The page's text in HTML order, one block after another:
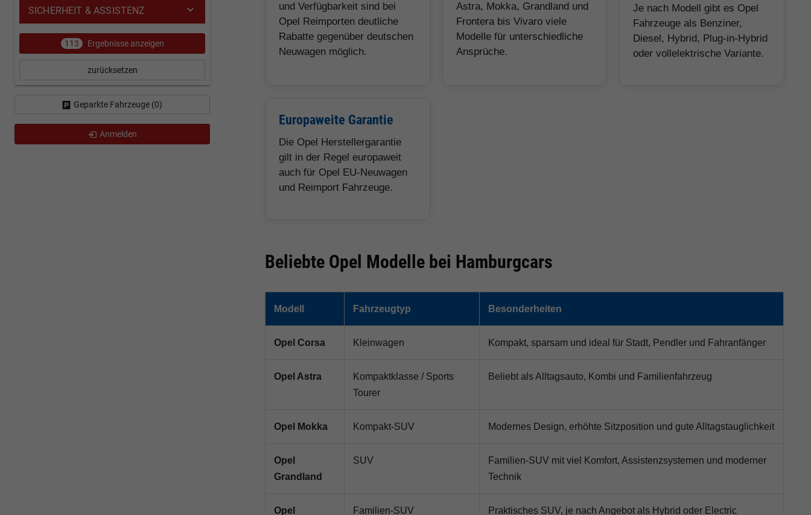
und Verfügbarkeit sind bei
Opel Reimporten deutliche
Rabatte gegenüber deutschen
Neuwagen möglich.
Astra, Mokka, Grandland und
Frontera bis Vivaro viele
Modelle für unterschiedliche
Ansprüche.
Je nach Modell gibt es Opel
Fahrzeuge als Benziner,
Diesel, Hybrid, Plug-in-Hybrid
oder vollelektrische Variante.
Europaweite Garantie
Die Opel Herstellergarantie
gilt in der Regel europaweit
auch für Opel EU-Neuwagen
und Reimport Fahrzeuge.
Beliebte Opel Modelle bei Hamburgcars
Modell Fahrzeugtyp Besonderheiten
Opel Corsa Kleinwagen Kompakt, sparsam und ideal für Stadt, Pendler und Fahranfänger
Opel Astra
Kompaktklasse / Sports
Tourer
Beliebt als Alltagsauto, Kombi und Familienfahrzeug
Opel Mokka Kompakt-SUV Modernes Design, erhöhte Sitzposition und gute Alltagstauglichkeit
Opel
Grandland
SUV
Familien-SUV mit viel Komfort, Assistenzsystemen und moderner
Technik
Opel
Familien-SUV
Praktisches SUV, je nach Angebot als Hybrid oder Electric
SICHERHEIT & ASSISTENZ
113 Ergebnisse anzeigen
zurücksetzen
Geparkte Fahrzeuge (0)
Anmelden